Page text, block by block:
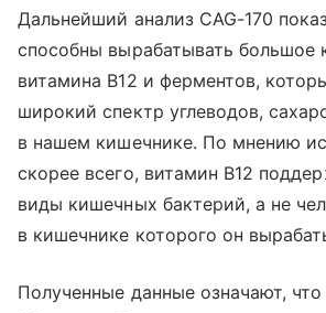
Дальнейший анализ CAG-170
способны вырабатывать большое
витамина B12 и ферментов,
широкий спектр углеводов,
в нашем кишечнике. По мнению
скорее всего, витамин B12
виды кишечных бактерий, а не
в кишечнике которого он
Полученные данные означают,